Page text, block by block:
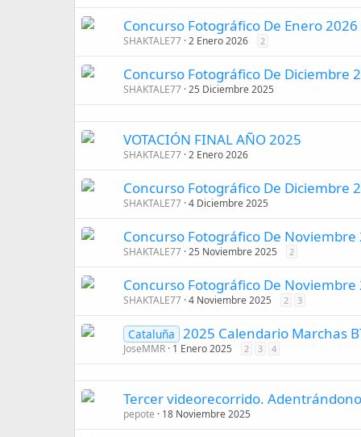
Concurso Fotográfico De Enero 2026
SHAKTALE77 2 Enero 2026 2
Concurso Fotográfico De Diciembre
SHAKTALE77 25 Diciembre 2025
VOTACIÓN FINAL AÑO 2025
SHAKTALE77 2 Enero 2026
Concurso Fotográfico De Diciembre
SHAKTALE77 4 Diciembre 2025
Concurso Fotográfico De Noviembre
SHAKTALE77 25 Noviembre 2025 2
Concurso Fotográfico De Noviembre
SHAKTALE77 4 Noviembre 2025 2 3
Cataluña 2025 Calendario Marchas
JoseMMR 1 Enero 2025 2 3 4
Tercer videorecorrido.
pepote 18 Noviembre 2025